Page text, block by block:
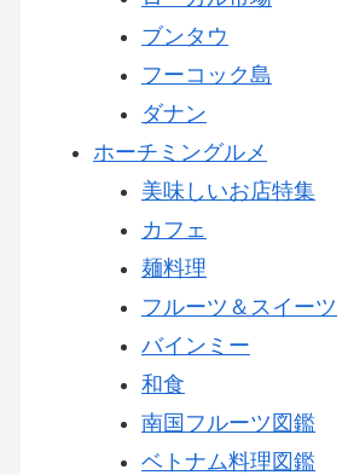
ブンタウ
フーコック島
ダナン
ホーチミングルメ
美味しいお店特集
カフェ
麺料理
フルーツ＆スイーツ
バインミー
和食
南国フルーツ図鑑
ベトナム料理図鑑